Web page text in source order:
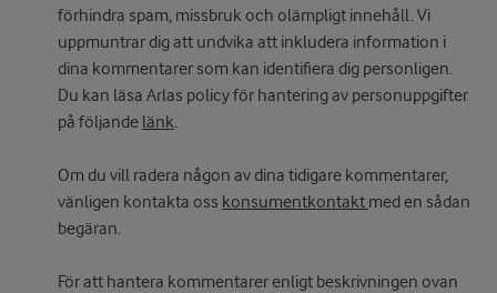
förhindra spam, missbruk och olämpligt innehåll. Vi
uppmuntrar dig att undvika att inkludera information i
dina kommentarer som kan identifiera dig personligen.
Du kan läsa Arlas policy för hantering av personuppgifter
på följande länk.
Om du vill radera någon av dina tidigare kommentarer,
vänligen kontakta oss konsumentkontakt med en sådan
begäran.
För att hantera kommentarer enligt beskrivningen ovan